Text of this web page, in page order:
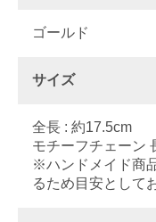
ゴールド
サイズ
全長 : 約17.5cm
モチーフチェーン
※ハンドメイド商
るため目安として